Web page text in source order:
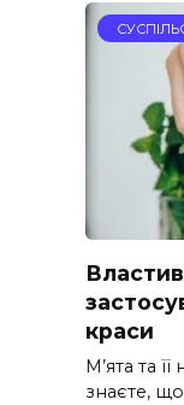
краси
М’ята та
знаєте,